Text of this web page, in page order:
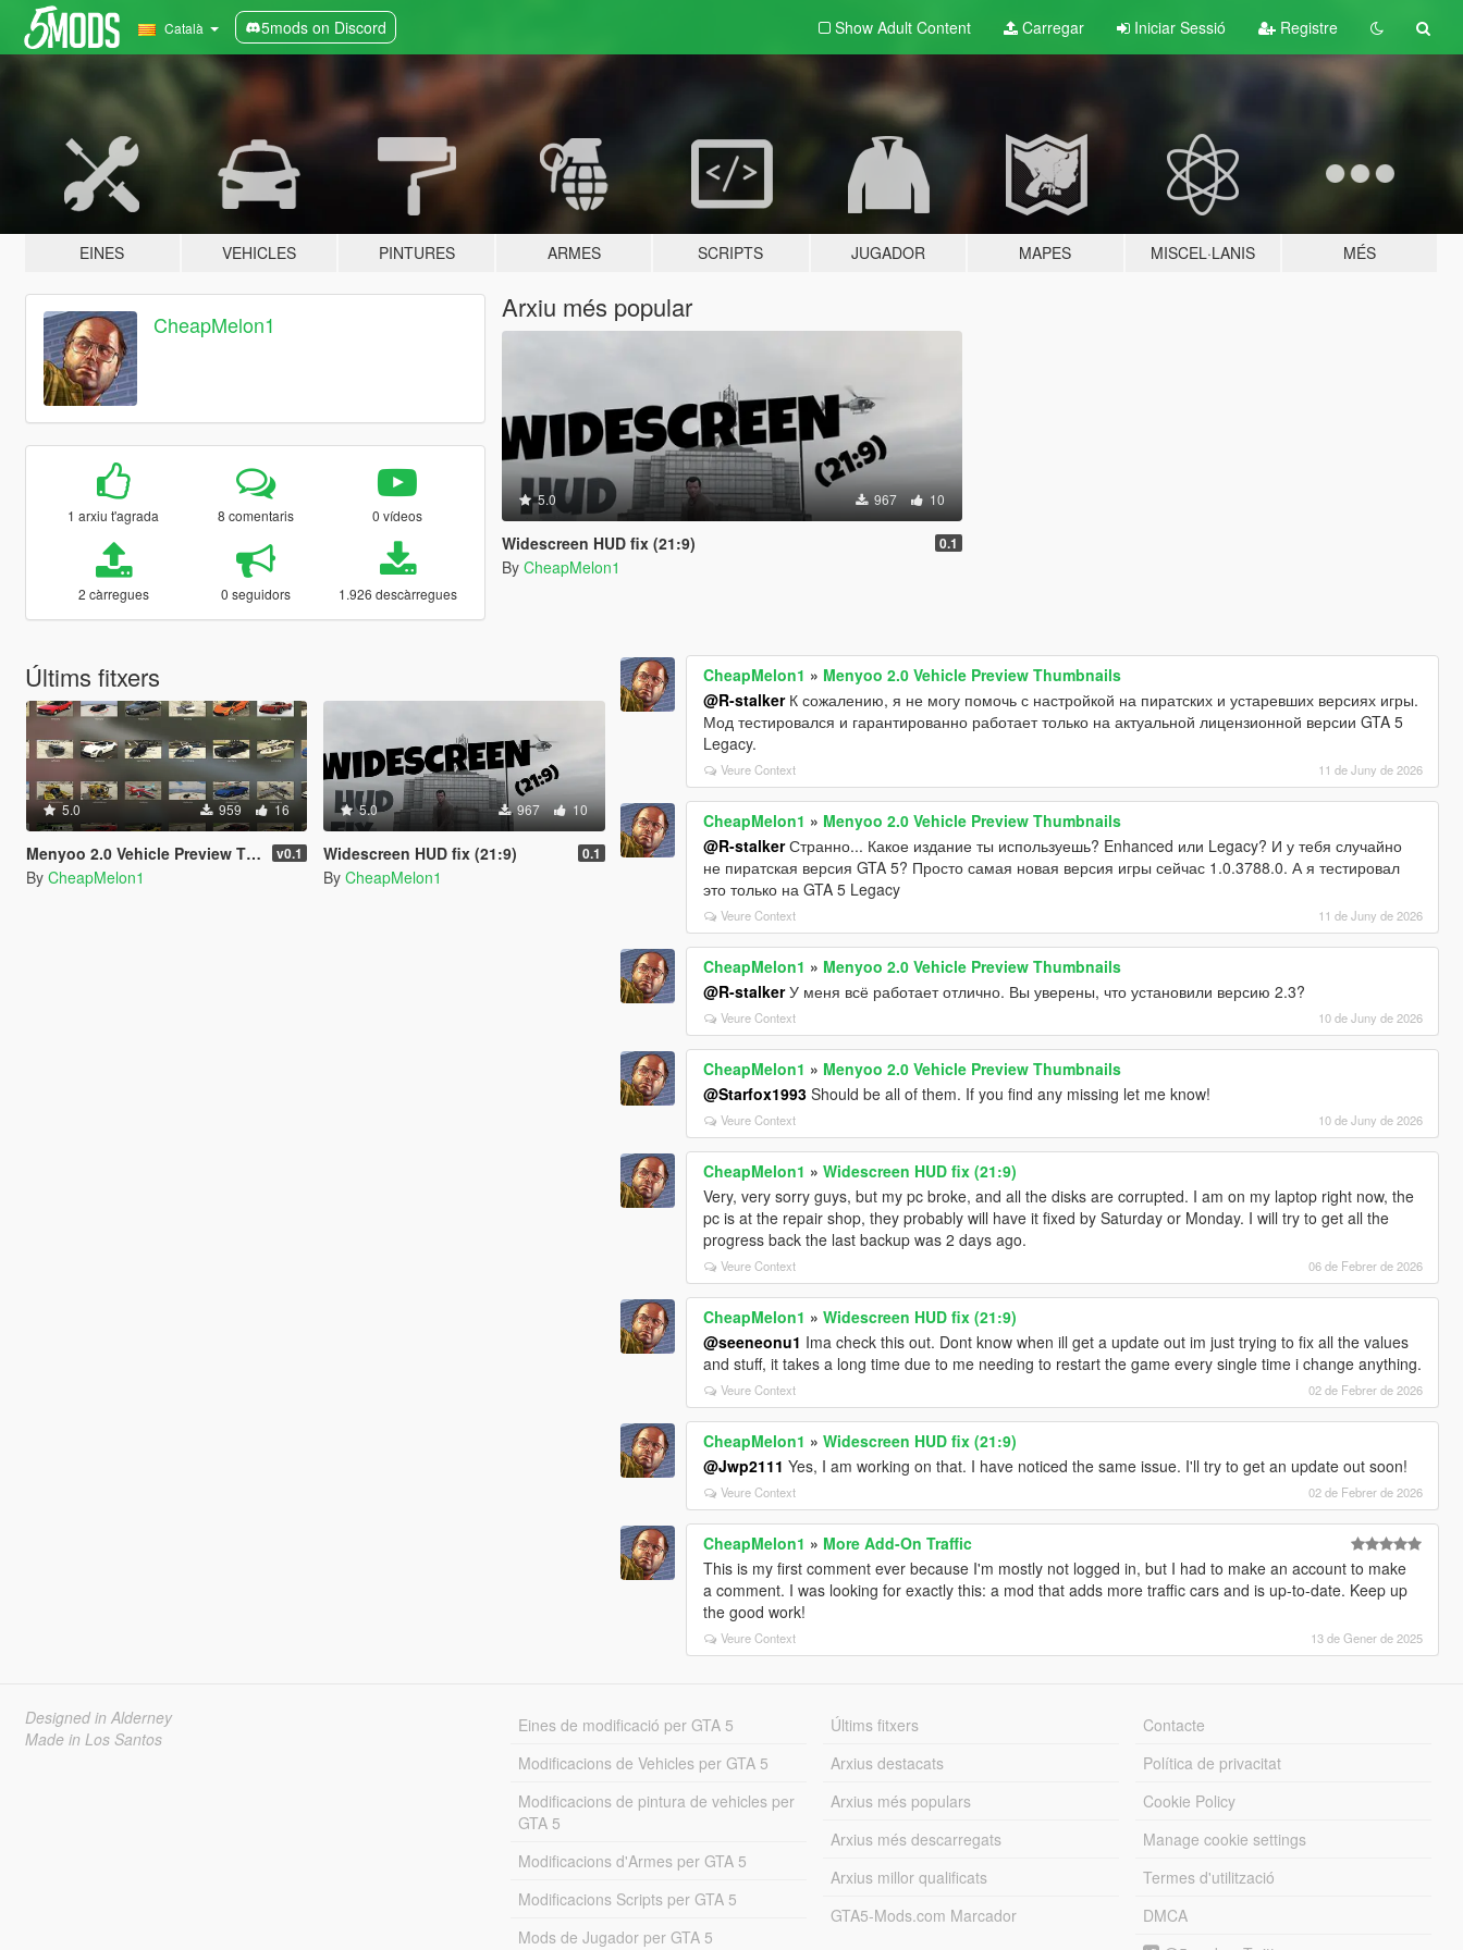
Català 5mods on Discord Show Adult Content Carregar Iniciar Sessió Registre
EINES VEHICLES PINTURES ARMES SCRIPTS JUGADOR MAPES MISCEL·LANIS MÉS
CheapMelon1
1 arxiu t'agrada 8 comentaris 0 vídeos
2 càrregues 0 seguidors 1.926 descàrregues
Arxiu més popular
5.0 967 10
Widescreen HUD fix (21:9) 0.1
By CheapMelon1
Últims fitxers
5.0 959 16
Menyoo 2.0 Vehicle Preview Thumbnails v0.1
By CheapMelon1
5.0 967 10
Widescreen HUD fix (21:9) 0.1
By CheapMelon1
CheapMelon1 » Menyoo 2.0 Vehicle Preview Thumbnails
@R-stalkerК сожалению, я не могу помочь с настройкой на пиратских и устаревших версиях игры.
Мод тестировался и гарантированно работает только на актуальной лицензионной версии GTA 5
Legacy.
Veure Context 11 de Juny de 2026
CheapMelon1 » Menyoo 2.0 Vehicle Preview Thumbnails
@R-stalkerСтранно... Какое издание ты используешь? Enhanced или Legacy? И у тебя случайно
не пиратская версия GTA 5? Просто самая новая версия игры сейчас 1.0.3788.0. А я тестировал
это только на GTA 5 Legacy
Veure Context 11 de Juny de 2026
CheapMelon1 » Menyoo 2.0 Vehicle Preview Thumbnails
@R-stalkerУ меня всё работает отлично. Вы уверены, что установили версию 2.3?
Veure Context 10 de Juny de 2026
CheapMelon1 » Menyoo 2.0 Vehicle Preview Thumbnails
@Starfox1993 Should be all of them. If you find any missing let me know!
Veure Context 10 de Juny de 2026
CheapMelon1 »Widescreen HUD fix (21:9)
Very, very sorry guys, but my pc broke, and all the disks are corrupted. I am on my laptop right now, the
pc is at the repair shop, they probably will have it fixed by Saturday or Monday. I will try to get all the
progress back the last backup was 2 days ago.
Veure Context 06 de Febrer de 2026
CheapMelon1 »Widescreen HUD fix (21:9)
@seeneonu1 Ima check this out. Dont know when ill get a update out im just trying to fix all the values
and stuff, it takes a long time due to me needing to restart the game every single time i change anything.
Veure Context 02 de Febrer de 2026
CheapMelon1 »Widescreen HUD fix (21:9)
@Jwp2111 Yes, I am working on that. I have noticed the same issue. I'll try to get an update out soon!
Veure Context 02 de Febrer de 2026
CheapMelon1 » More Add-On Traffic
This is my first comment ever because I'm mostly not logged in, but I had to make an account to make
a comment. I was looking for exactly this: a mod that adds more traffic cars and is up-to-date. Keep up
the good work!
Veure Context 13 de Gener de 2025
Designed in Alderney
Made in Los Santos
Eines de modificació per GTA 5
Modificacions de Vehicles per GTA 5
Modificacions de pintura de vehicles per
GTA 5
Modificacions d'Armes per GTA 5
Modificacions Scripts per GTA 5
Mods de Jugador per GTA 5
Últims fitxers
Arxius destacats
Arxius més populars
Arxius més descarregats
Arxius millor qualificats
GTA5-Mods.com Marcador
Contacte
Política de privacitat
Cookie Policy
Manage cookie settings
Termes d'utilització
DMCA